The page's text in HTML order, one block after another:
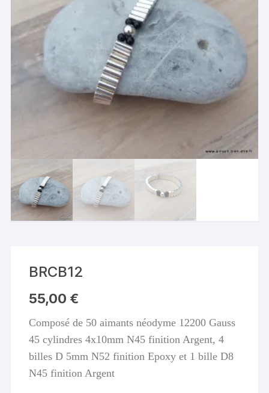
BRCB12
55,00 €
Composé de 50 aimants néodyme 12200 Gauss
45 cylindres 4x10mm N45 finition Argent, 4
billes D 5mm N52 finition Epoxy et 1 bille D8
N45 finition Argent